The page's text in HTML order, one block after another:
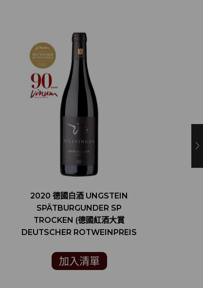
2020 德國白酒 UNGSTEIN
SPÄTBURGUNDER SP
TROCKEN (德國紅酒大賞
DEUTSCHER ROTWEINPREIS
加入清單